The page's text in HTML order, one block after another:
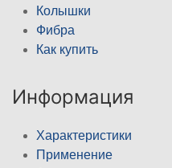
Колышки
Фибра
Как купить
Информация
Характеристики
Применение